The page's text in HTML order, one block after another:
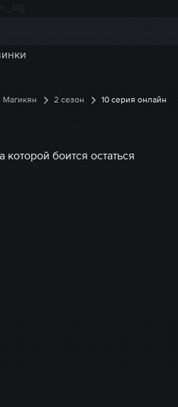
Магикян 2 сезон 10 серия онлайн
боится остаться